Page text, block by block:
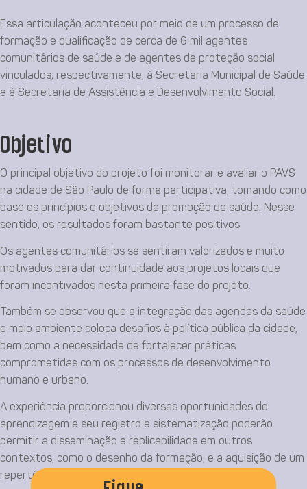
Essa articulação aconteceu por meio de um processo de
formação e qualificação de cerca de 6 mil agentes
comunitários de saúde e de agentes de proteção social
vinculados, respectivamente, à Secretaria Municipal de Saúde
e à Secretaria de Assistência e Desenvolvimento Social.
Objetivo
O principal objetivo do projeto foi monitorar e avaliar o PAVS
na cidade de São Paulo de forma participativa, tomando como
base os princípios e objetivos da promoção da saúde. Nesse
sentido, os resultados foram bastante positivos.
Os agentes comunitários se sentiram valorizados e muito
motivados para dar continuidade aos projetos locais que
foram incentivados nesta primeira fase do projeto.
Também se observou que a integração das agendas da saúde
e meio ambiente coloca desafios à política pública da cidade,
bem como a necessidade de fortalecer práticas
comprometidas com os processos de desenvolvimento
humano e urbano.
A experiência proporcionou diversas oportunidades de
aprendizagem e seu registro e sistematização poderão
permitir a disseminação e replicabilidade em outros
contextos, como o desenho da formação, e a aquisição de um
repertório teórico e prático.